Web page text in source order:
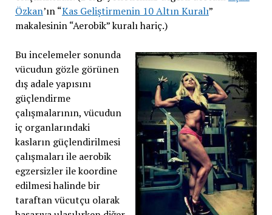
Özkan’ın “Kas Geliştirmenin 10 Altın Kuralı”
makalesinin “Aerobik” kuralı hariç.)
Bu incelemeler sonunda
vücudun gözle görünen
dış adale yapısını
güçlendirme
çalışmalarının, vücudun
iç organlarındaki
kasların güçlendirilmesi
çalışmaları ile aerobik
egzersizler ile koordine
edilmesi halinde bir
taraftan vücutçu olarak